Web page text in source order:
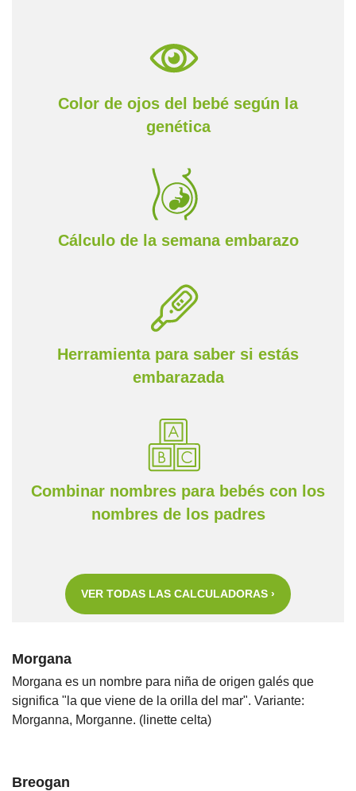
Color de ojos del bebé según la
genética
Cálculo de la semana embarazo
Herramienta para saber si estás
embarazada
Combinar nombres para bebés con los
nombres de los padres
VER TODAS LAS CALCULADORAS ›
Morgana
Morgana es un nombre para niña de origen galés que
significa "la que viene de la orilla del mar". Variante:
Morganna, Morganne. (linette celta)
Breogan